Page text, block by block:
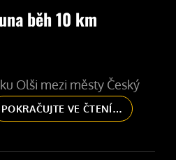
běh 10 km
Olši mezi městy Český
POKRAČUJTE VE ČTENÍ… 13.
TĚŠÍNSKÝ
BĚH